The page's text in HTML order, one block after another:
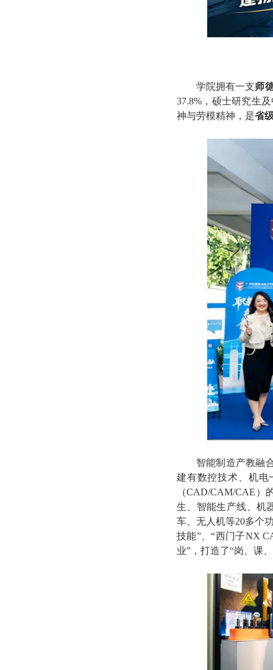
学院拥有一支师
37.8%，硕士研究生
神与劳模精神，是省
智能制造产教融
建有数控技术、机电
（CAD/CAM/CAE
生、智能生产线、机
车、无人机等20多个
技能”、“西门子NX
业”，打造了“岗、课